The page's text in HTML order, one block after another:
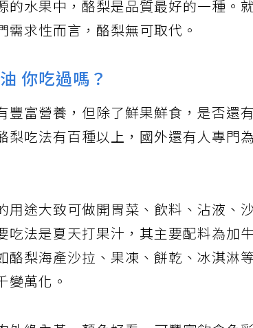
的水果中，酪梨是品質最好的一種。
需求性而言，酪梨無可取代。
你吃過嗎？
豐富營養，但除了鮮果鮮食，是否還
梨吃法有百種以上，國外還有人專門
用途大致可做開胃菜、飲料、沾液、
吃法是夏天打果汁，其主要配料為加
酪梨海產沙拉、果凍、餅乾、冰淇淋
變萬化。